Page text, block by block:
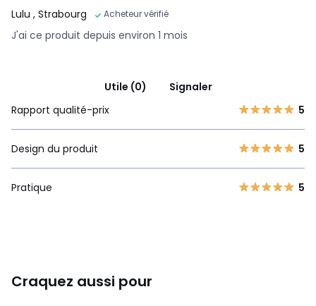
Lulu , Strabourg Acheteur vérifié
J'ai ce produit depuis environ 1 mois
Utile (0)
Signaler
Rapport qualité-prix
5
Design du produit 5
Pratique 5
Craquez aussi pour